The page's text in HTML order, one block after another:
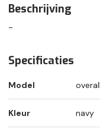
Beschrijving
-
Specificaties
Model overall
Kleur navy